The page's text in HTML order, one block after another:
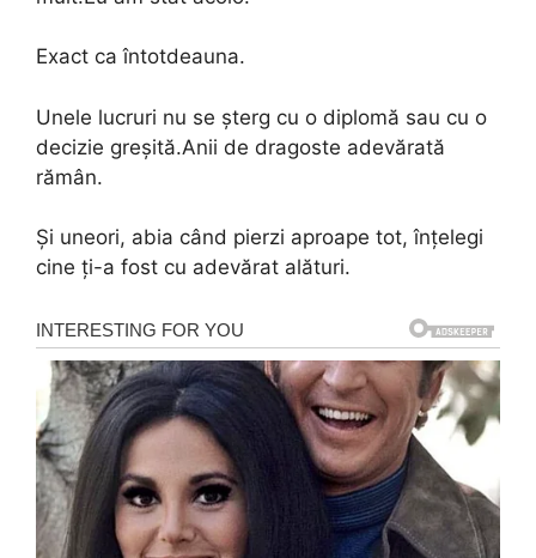
Exact ca întotdeauna.
Unele lucruri nu se șterg cu o diplomă sau cu o
decizie greșită.Anii de dragoste adevărată
rămân.
Și uneori, abia când pierzi aproape tot, înțelegi
cine ți-a fost cu adevărat alături.